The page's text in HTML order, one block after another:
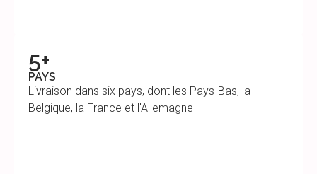
5+
PAYS
Livraison dans six pays, dont les Pays-Bas, la
Belgique, la France et l'Allemagne